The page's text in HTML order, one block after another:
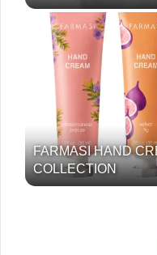
FARMASI HAND
COLLECTION